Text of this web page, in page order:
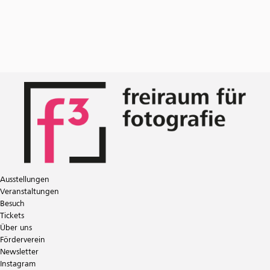
Ausstellungen
Veranstaltungen
Besuch
Tickets
Über uns
Förderverein
Newsletter
Instagram